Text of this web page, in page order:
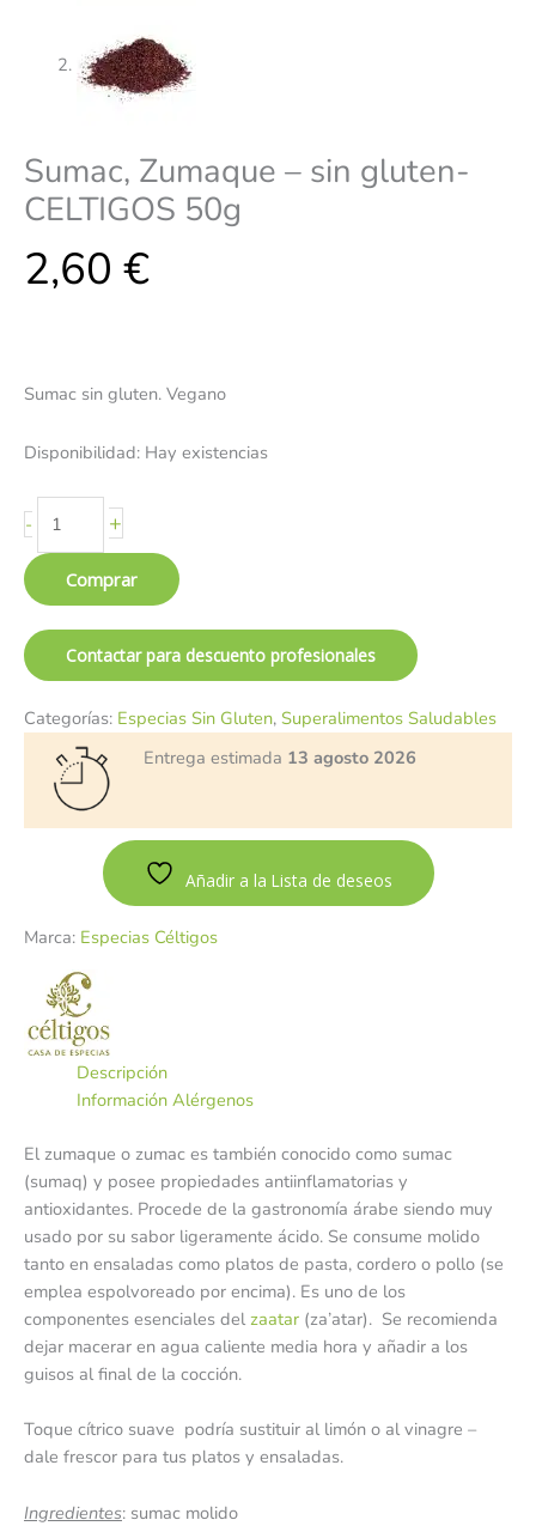
Sumac, Zumaque – sin gluten-
CELTIGOS 50g
2,60 €
Sumac sin gluten. Vegano
Disponibilidad: Hay existencias
- +
Comprar
Contactar para descuento profesionales
Categorías: Especias Sin Gluten, Superalimentos Saludables
Entrega estimada 13 agosto 2026
Añadir a la Lista de deseos
Marca: Especias Céltigos
Descripción
Información Alérgenos
El zumaque o zumac es también conocido como sumac
(sumaq) y posee propiedades antiinflamatorias y
antioxidantes. Procede de la gastronomía árabe siendo muy
usado por su sabor ligeramente ácido. Se consume molido
tanto en ensaladas como platos de pasta, cordero o pollo (se
emplea espolvoreado por encima). Es uno de los
componentes esenciales del zaatar (za’atar). Se recomienda
dejar macerar en agua caliente media hora y añadir a los
guisos al final de la cocción.
Toque cítrico suave podría sustituir al limón o al vinagre –
dale frescor para tus platos y ensaladas.
Ingredientes: sumac molido